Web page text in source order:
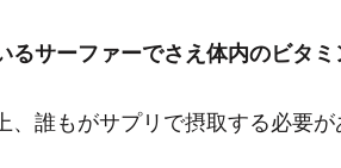
るサーファーでさえ体内のビタ
、誰もがサプリで摂取する必要